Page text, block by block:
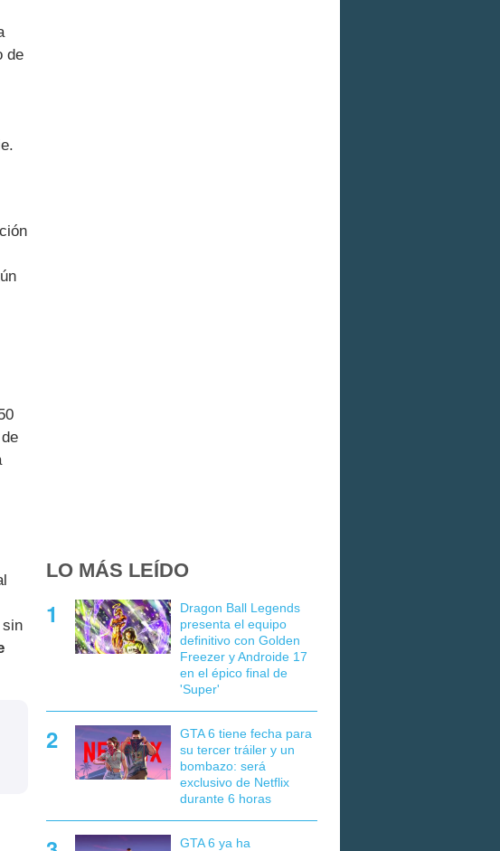
de
LO MÁS LEÍDO
Dragon Ball Legends
presenta el equipo
definitivo con Golden
Freezer y Androide 17
en el épico final de
'Super'
GTA 6 tiene fecha para
su tercer tráiler y un
bombazo: será
exclusivo de Netflix
durante 6 horas
GTA 6 ya ha